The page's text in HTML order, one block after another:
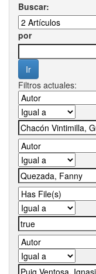
Buscar:
por
Filtros actuales: